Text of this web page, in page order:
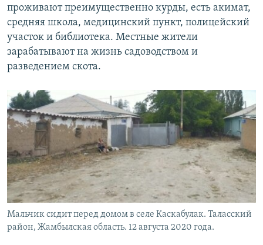
проживают преимущественно курды, есть акимат,
средняя школа, медицинский пункт, полицейский
участок и библиотека. Местные жители
зарабатывают на жизнь садоводством и
разведением скота.
Мальчик сидит перед домом в селе Каскабулак. Таласский
район, Жамбылская область. 12 августа 2020 года.